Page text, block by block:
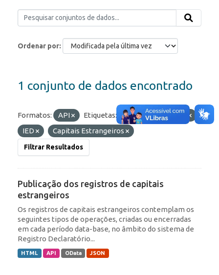
Ordenar por
1 conjunto de dados encontrado
Formatos: API Etiquetas: ROF
Portfólio
IED
Capitais Estrangeiros
Filtrar Resultados
Publicação dos registros de capitais
estrangeiros
Os registros de capitais estrangeiros contemplam os
seguintes tipos de operações, criadas ou encerradas
em cada período data-base, no âmbito do sistema de
Registro Declaratório...
HTML API OData JSON